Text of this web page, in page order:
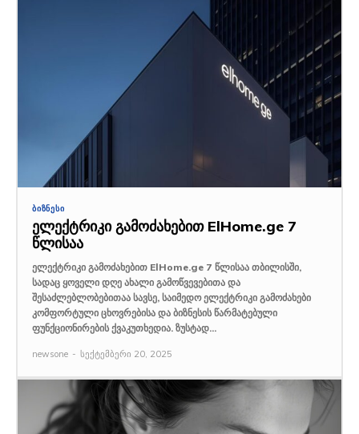
ᲑᲘᲖᲜᲔᲡᲘ
ელექტრიკი გამოძახებით ElHome.ge 7
წლისაა
ელექტრიკი გამოძახებით ElHome.ge 7 წლისაა თბილისში,
სადაც ყოველი დღე ახალი გამოწვევებითა და
შესაძლებლობებითაა სავსე, საიმედო ელექტრიკი გამოძახები
კომფორტული ცხოვრებისა და ბიზნესის წარმატებული
ფუნქციონირების ქვაკუთხედია. ზუსტად...
newsone - სექტემბერი 20, 2025